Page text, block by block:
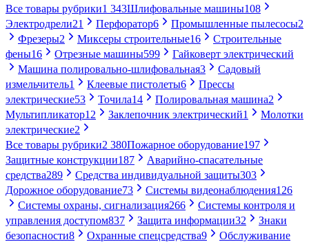
Все товары рубрики1 343Шлифовальные машины108
Электродрели21 Перфоратор6 Промышленные пылесосы2
Фрезеры2 Миксеры строительные16
Строительные
фены16 Отрезные машины599
Гайковерт электрический
Машина полировально-шлифовальная3
Садовый
измельчитель1 Клеевые пистолеты6
Прессы
электрические53 Точила14 Полировальная машина2
Мультипликатор12 Заклепочник электрический1
Молотки
электрические2
Все товары рубрики2 380Пожарное оборудование197
Защитные конструкции187
Аварийно-спасательные
средства289 Средства индивидуальной защиты303
Дорожное оборудование73 Системы видеонаблюдения126
Системы охраны, сигнализация266
Системы контроля и
управления доступом837 Защита информации32
Знаки
безопасности8 Охранные спецсредства9
Обслуживание